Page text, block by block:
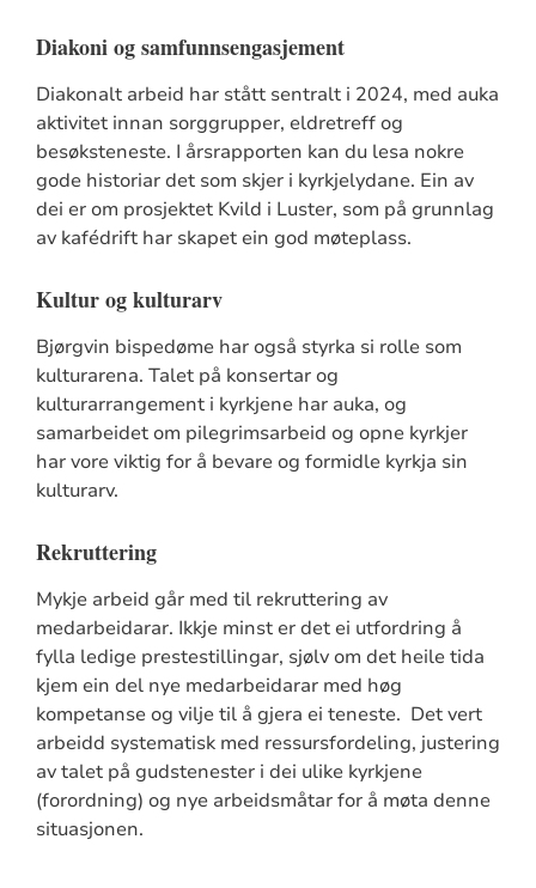
Diakoni og samfunnsengasjement
Diakonalt arbeid har stått sentralt i 2024, med auka
aktivitet innan sorggrupper, eldretreff og
besøksteneste. I årsrapporten kan du lesa nokre
gode historiar det som skjer i kyrkjelydane. Ein av
dei er om prosjektet Kvild i Luster, som på grunnlag
av kafédrift har skapet ein god møteplass.
Kultur og kulturarv
Bjørgvin bispedøme har også styrka si rolle som
kulturarena. Talet på konsertar og
kulturarrangement i kyrkjene har auka, og
samarbeidet om pilegrimsarbeid og opne kyrkjer
har vore viktig for å bevare og formidle kyrkja sin
kulturarv.
Rekruttering
Mykje arbeid går med til rekruttering av
medarbeidarar. Ikkje minst er det ei utfordring å
fylla ledige prestestillingar, sjølv om det heile tida
kjem ein del nye medarbeidarar med høg
kompetanse og vilje til å gjera ei teneste. Det vert
arbeidd systematisk med ressursfordeling, justering
av talet på gudstenester i dei ulike kyrkjene
(forordning) og nye arbeidsmåtar for å møta denne
situasjonen.